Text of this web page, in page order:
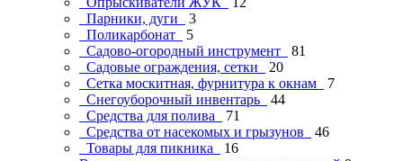
Парники, дуги
3
Поликарбонат
5
Садово-огородный инструмент
81
Садовые ограждения, сетки
20
Сетка москитная, фурнитура к окнам
7
Снегоуборочный инвентарь
44
Средства для полива
71
Средства от насекомых и грызунов
46
Товары для пикника
16